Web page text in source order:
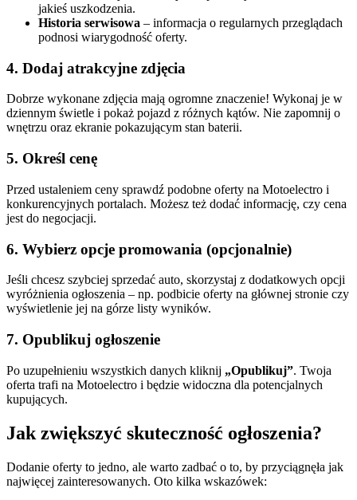
jakieś uszkodzenia.
Historia serwisowa – informacja o regularnych przeglądach
podnosi wiarygodność oferty.
4. Dodaj atrakcyjne zdjęcia
Dobrze wykonane zdjęcia mają ogromne znaczenie! Wykonaj je w
dziennym świetle i pokaż pojazd z różnych kątów. Nie zapomnij o
wnętrzu oraz ekranie pokazującym stan baterii.
5. Określ cenę
Przed ustaleniem ceny sprawdź podobne oferty na Motoelectro i
konkurencyjnych portalach. Możesz też dodać informację, czy cena
jest do negocjacji.
6. Wybierz opcje promowania (opcjonalnie)
Jeśli chcesz szybciej sprzedać auto, skorzystaj z dodatkowych opcji
wyróżnienia ogłoszenia – np. podbicie oferty na głównej stronie czy
wyświetlenie jej na górze listy wyników.
7. Opublikuj ogłoszenie
Po uzupełnieniu wszystkich danych kliknij „Opublikuj”. Twoja
oferta trafi na Motoelectro i będzie widoczna dla potencjalnych
kupujących.
Jak zwiększyć skuteczność ogłoszenia?
Dodanie oferty to jedno, ale warto zadbać o to, by przyciągnęła jak
najwięcej zainteresowanych. Oto kilka wskazówek: